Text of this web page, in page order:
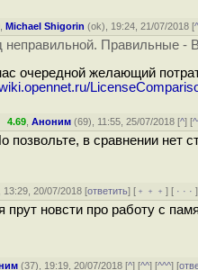
,Michael Shigorin (ok), 19:24, 21/07/2018 [
неправильной. Правильные -
очередной желающий
4.69 ,Аноним (69), 11:55, 25/07/2018 [^] [
позвольте, в сравнении нет
13:29, 20/07/2018 [ответить] [ ﹢﹢﹢] [ · · ·
прут новсти про работу с
(37), 19:19, 20/07/2018 [^] [^^] [^^^] [